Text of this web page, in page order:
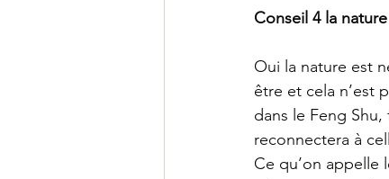
Conseil 4 la
Oui la nature est
être et cela n’est
dans le Feng
reconnectera à
Ce qu’on appelle